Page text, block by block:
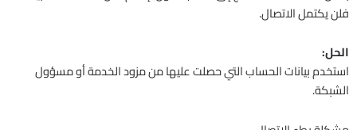
فلن يكتمل الاتصال.
الحل:
استخدم بيانات الحساب التي حصلت عليها من مزود الخدمة أو مسؤول
الشبكة.